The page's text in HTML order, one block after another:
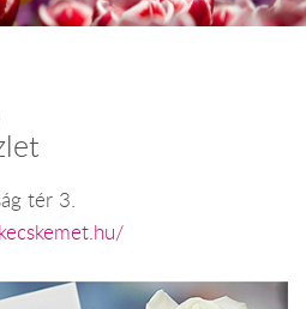
tér 3.